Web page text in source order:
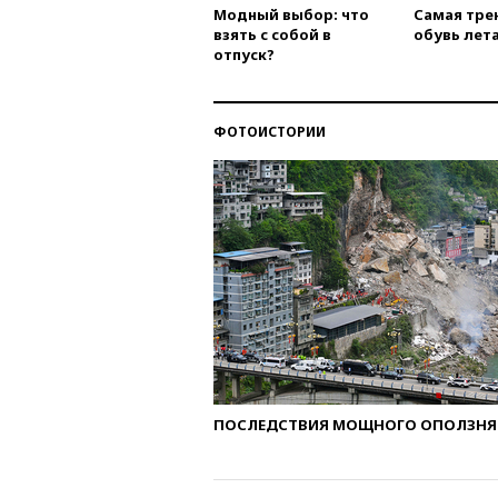
Модный выбор: что
взять с собой в
отпуск?
Самая
обувь
ФОТОИСТОРИИ
ПОСЛЕДСТВИЯ МОЩНОГО ОПОЛЗНЯ